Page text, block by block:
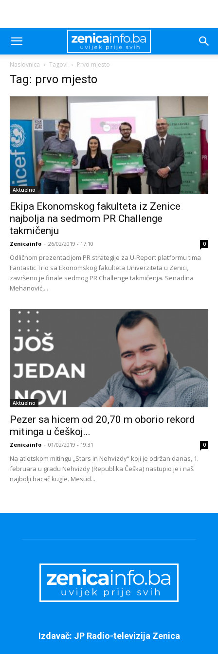
Naslovnica Tagovi Prvo mjesto
Tag: prvo mjesto
Aktuelno
Ekipa Ekonomskog fakulteta iz Zenice
najbolja na sedmom PR Challenge
takmičenju
Zenicainfo - 26/02/2019 - 17:10 0
Odličnom prezentacijom PR strategije za U-Report platformu tima
Fantastic Trio sa Ekonomskog fakulteta Univerziteta u Zenici,
završeno je finale sedmog PR Challenge takmičenja. Senadina
Mehanović,...
Aktuelno
Pezer sa hicem od 20,70 m oborio rekord
mitinga u češkoj...
Zenicainfo - 01/02/2019 - 19:31 0
Na atletskom mitingu „Stars in Nehvizdy“ koji je održan danas, 1.
februara u gradu Nehvizdy (Republika Češka) nastupio je i naš
najbolji bacač kugle. Mesud...
Izdavač: JP Radio-televizija Zenica